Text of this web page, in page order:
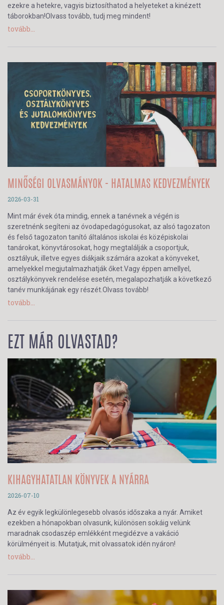
ezekre a hetekre, vagyis biztosíthatod a helyeteket a kinézett
táborokban!Olvass tovább, tudj meg mindent!
tovább...
MINŐSÉGI OLVASMÁNYOK - HATALMAS KEDVEZMÉNYEK
2026-03-31
Mint már évek óta mindig, ennek a tanévnek a végén is
szeretnénk segíteni az óvodapedagógusokat, az alsó tagozaton
és felső tagozaton tanító általános iskolai és középiskolai
tanárokat, könyvtárosokat, hogy megtalálják a csoportjuk,
osztályuk, illetve egyes diákjaik számára azokat a könyveket,
amelyekkel megjutalmazhatják őket.Vagy éppen amellyel,
osztálykönyvek rendelése esetén, megalapozhatják a következő
tanév munkájának egy részét.Olvass tovább!
tovább...
EZT MÁR OLVASTAD?
KIHAGYHATATLAN KÖNYVEK A NYÁRRA
2026-07-10
Az év egyik legkülönlegesebb olvasós időszaka a nyár. Amiket
ezekben a hónapokban olvasunk, különösen sokáig velünk
maradnak csodaszép emlékként megidézve a vakáció
körülményeit is. Mutatjuk, mit olvassatok idén nyáron!
tovább...